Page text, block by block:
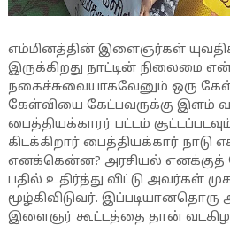
எம்மினத்தின் இளைஞர்கள்
இருக்கிறது நாட்டின் நிலைமை
நகைச்சுவையாகவேனும் ஒரு
கேள்வியை கேட்பவருக்கு இளம்
பைத்தியக்காரர் பட்டம்
கிடக்கிறார் பைத்தியக்கார் நாடு
எனக்கென்ன? அரசியல்
பதில் உதிர்த்து விட்டு அவர்கள்
மூழ்கிவிடுவர். இப்படியானதொரு
இளைஞர் கூட்டத்தை தான்